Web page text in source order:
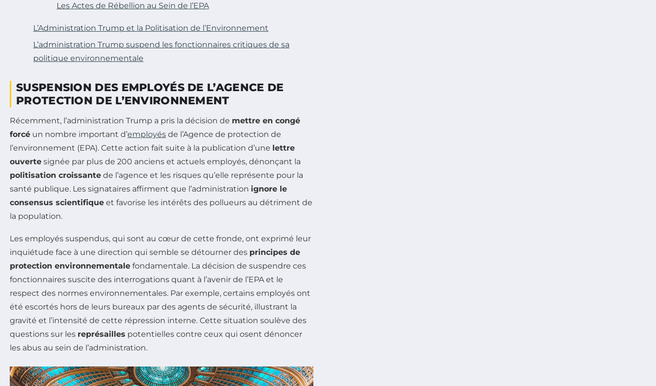
Les Actes de Rébellion au Sein de l’EPA
L’Administration Trump et la Politisation de l’Environnement
L’administration Trump suspend les fonctionnaires critiques de sa
politique environnementale
SUSPENSION DES EMPLOYÉS DE L’AGENCE DE
PROTECTION DE L’ENVIRONNEMENT
Récemment, l’administration Trump a pris la décision de mettre en congé
forcé un nombre important d’employés de l’Agence de protection de
l’environnement (EPA). Cette action fait suite à la publication d’une lettre
ouverte signée par plus de 200 anciens et actuels employés, dénonçant la
politisation croissante de l’agence et les risques qu’elle représente pour la
santé publique. Les signataires affirment que l’administration ignore le
consensus scientifique et favorise les intérêts des pollueurs au détriment de
la population.
Les employés suspendus, qui sont au cœur de cette fronde, ont exprimé leur
inquiétude face à une direction qui semble se détourner des principes de
protection environnementale fondamentale. La décision de suspendre ces
fonctionnaires suscite des interrogations quant à l’avenir de l’EPA et le
respect des normes environnementales. Par exemple, certains employés ont
été escortés hors de leurs bureaux par des agents de sécurité, illustrant la
gravité et l’intensité de cette répression interne. Cette situation soulève des
questions sur les repré­sailles potentielles contre ceux qui osent dénoncer
les abus au sein de l’administration.